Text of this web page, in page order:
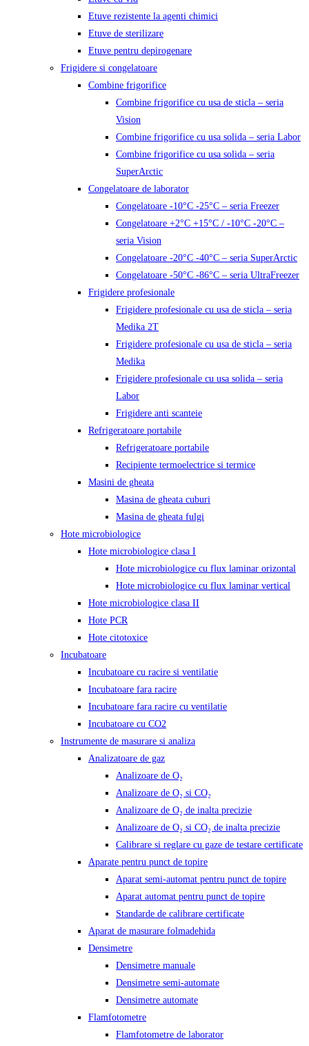
Etuve rezistente la agenti chimici
Etuve de sterilizare
Etuve pentru depirogenare
Frigidere si congelatoare
Combine frigorifice
Combine frigorifice cu usa de sticla – seria
Vision
Combine frigorifice cu usa solida – seria Labor
Combine frigorifice cu usa solida – seria
SuperArctic
Congelatoare de laborator
Congelatoare -10°C -25°C – seria Freezer
Congelatoare +2°C +15°C / -10°C -20°C –
seria Vision
Congelatoare -20°C -40°C – seria SuperArctic
Congelatoare -50°C -86°C – seria UltraFreezer
Frigidere profesionale
Frigidere profesionale cu usa de sticla – seria
Medika 2T
Frigidere profesionale cu usa de sticla – seria
Medika
Frigidere profesionale cu usa solida – seria
Labor
Frigidere anti scanteie
Refrigeratoare portabile
Refrigeratoare portabile
Recipiente termoelectrice si termice
Masini de gheata
Masina de gheata cuburi
Masina de gheata fulgi
Hote microbiologice
Hote microbiologice clasa I
Hote microbiologice cu flux laminar orizontal
Hote microbiologice cu flux laminar vertical
Hote microbiologice clasa II
Hote PCR
Hote citotoxice
Incubatoare
Incubatoare cu racire si ventilatie
Incubatoare fara racire
Incubatoare fara racire cu ventilatie
Incubatoare cu CO2
Instrumente de masurare si analiza
Analizatoare de gaz
Analizoare de O₂
Analizoare de O₂ si CO₂
Analizoare de O₂ de inalta precizie
Analizoare de O₂ si CO₂ de inalta precizie
Calibrare si reglare cu gaze de testare certificate
Aparate pentru punct de topire
Aparat semi-automat pentru punct de topire
Aparat automat pentru punct de topire
Standarde de calibrare certificate
Aparat de masurare folmadehida
Densimetre
Densimetre manuale
Densimetre semi-automate
Densimetre automate
Flamfotometre
Flamfotometre de laborator